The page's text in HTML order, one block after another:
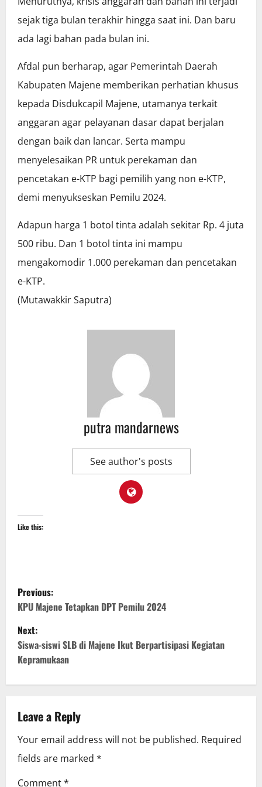
sejak tiga bulan terakhir hingga saat ini. Dan baru
ada lagi bahan pada bulan ini.
Afdal pun berharap, agar Pemerintah Daerah
Kabupaten Majene memberikan perhatian khusus
kepada Disdukcapil Majene, utamanya terkait
anggaran agar pelayanan dasar dapat berjalan
dengan baik dan lancar. Serta mampu
menyelesaikan PR untuk perekaman dan
pencetakan e-KTP bagi pemilih yang non e-KTP,
demi menyukseskan Pemilu 2024.
Adapun harga 1 botol tinta adalah sekitar Rp. 4 juta
500 ribu. Dan 1 botol tinta ini mampu
mengakomodir 1.000 perekaman dan pencetakan
e-KTP.
(Mutawakkir Saputra)
putra mandarnews
See author's posts
Like this:
P
o
s
t
n
a
v
i
Previous:
KPU Majene Tetapkan DPT Pemilu 2024
Next:
Siswa-siswi SLB di Majene Ikut Berpartisipasi Kegiatan
Kepramukaan
Leave a Reply
Your email address will not be published. Required
fields are marked *
Comment*